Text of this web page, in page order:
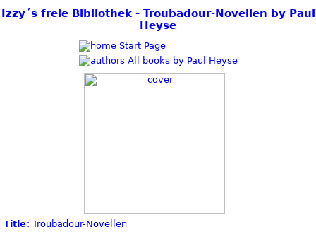
Izzy´s freie Bibliothek - Troubadour-Novellen by Paul
Heyse
Start Page
All books by Paul Heyse
Title: Troubadour-Novellen